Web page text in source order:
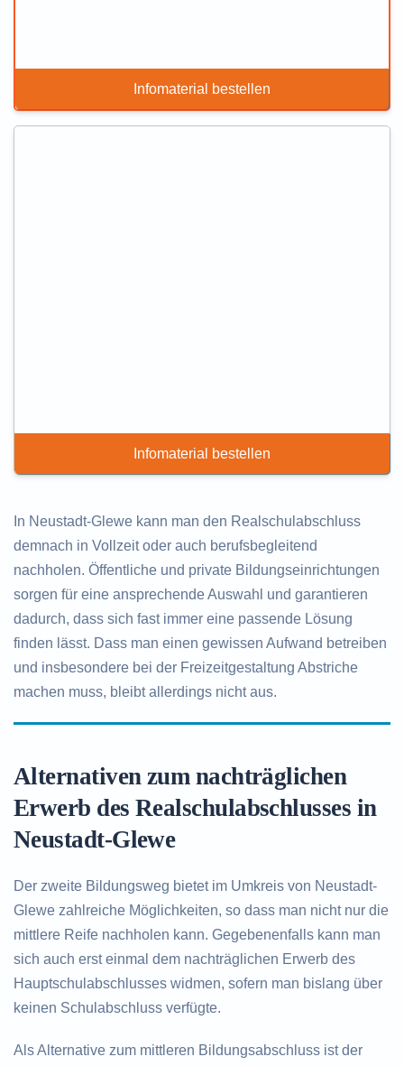
Infomaterial bestellen
Infomaterial bestellen
In Neustadt-Glewe kann man den Realschulabschluss
demnach in Vollzeit oder auch berufsbegleitend
nachholen. Öffentliche und private Bildungseinrichtungen
sorgen für eine ansprechende Auswahl und garantieren
dadurch, dass sich fast immer eine passende Lösung
finden lässt. Dass man einen gewissen Aufwand betreiben
und insbesondere bei der Freizeitgestaltung Abstriche
machen muss, bleibt allerdings nicht aus.
Alternativen zum nachträglichen
Erwerb des Realschulabschlusses in
Neustadt-Glewe
Der zweite Bildungsweg bietet im Umkreis von Neustadt-
Glewe zahlreiche Möglichkeiten, so dass man nicht nur die
mittlere Reife nachholen kann. Gegebenenfalls kann man
sich auch erst einmal dem nachträglichen Erwerb des
Hauptschulabschlusses widmen, sofern man bislang über
keinen Schulabschluss verfügte.
Als Alternative zum mittleren Bildungsabschluss ist der